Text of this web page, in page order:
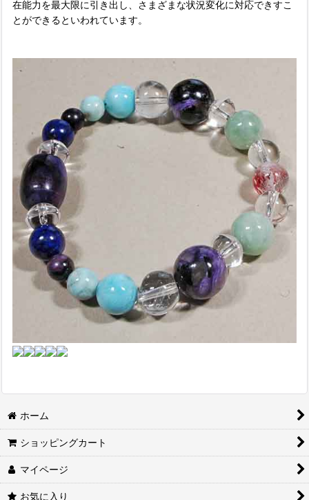
在能力を最大限に引き出し、さまざまな状況変化に対応できすこ
とができるといわれています。
ホーム
ショッピングカート
マイページ
お気に入り